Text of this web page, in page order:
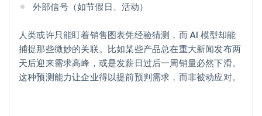
外部信号（如节假日、活动）
人类或许只能盯着销售图表凭经验猜测，而 AI 模型却能
捕捉那些微妙的关联。比如某些产品总在重大新闻发布两
天后迎来需求高峰，或是发薪日过后一周销量必然下滑。
这种预测能力让企业得以提前预判需求，而非被动应对。